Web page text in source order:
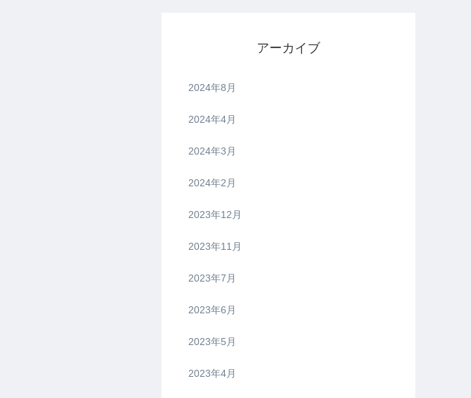
アーカイブ
2024年8月
2024年4月
2024年3月
2024年2月
2023年12月
2023年11月
2023年7月
2023年6月
2023年5月
2023年4月